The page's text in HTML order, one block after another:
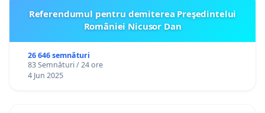
Referendumul pentru demiterea Preşedintelui
României Nicusor Dan
26 646 semnături
83 Semnături / 24 ore
4 Jun 2025